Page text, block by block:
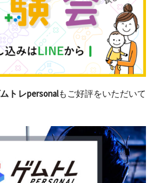
トレpersonalもご好評をいただいて